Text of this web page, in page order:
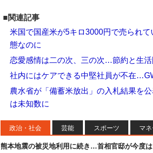
■関連記事
米国で国産米が5キロ3000円で売られ
態なのに
恋愛感情は二の次、三の次…節約と生
社内にはケアできる中堅社員が不在
農水省が「備蓄米放出」の入札結果を
は未知数に
政治・社会 芸能 スポーツ マネ
熊本地震の被災地利用に続き…首相官邸が今度は